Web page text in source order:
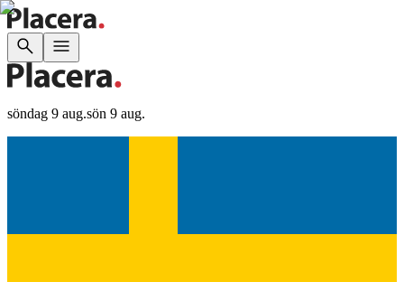
söndag 9 aug.sön 9 aug.